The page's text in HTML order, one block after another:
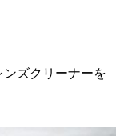
ズクリーナーを